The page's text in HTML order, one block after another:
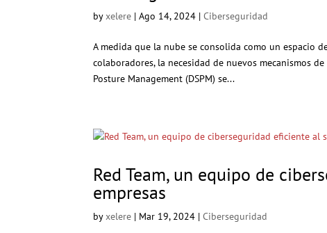
byxelere |Ago 14, 2024 |Ciberseguridad
A medida que la nube se consolida como un espacio
colaboradores, la necesidad de nuevos mecanismos
Posture Management (DSPM) se...
Red Team, un equipo de
empresas
byxelere | Mar 19, 2024 |Ciberseguridad